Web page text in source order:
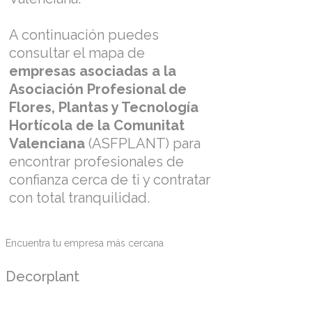
A continuación puedes
consultar el mapa de
empresas asociadas a la
Asociación Profesional de
Flores, Plantas y Tecnología
Hortícola de la Comunitat
Valenciana (ASFPLANT) para
encontrar profesionales de
confianza cerca de ti y contratar
con total tranquilidad.
Encuentra tu empresa más cercana
Decorplant